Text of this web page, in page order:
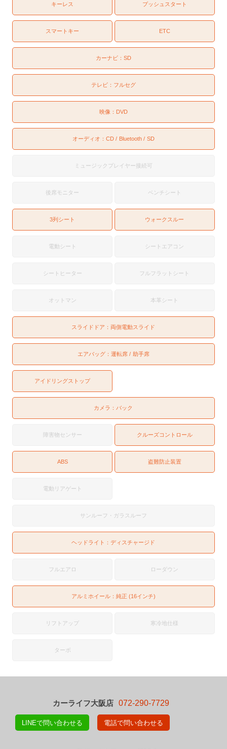
キーレス プッシュスタート
スマートキー ETC
カーナビ： SD
テレビ： フルセグ
映像： DVD
オーディオ： CD Bluetooth SD
ミュージックプレイヤー接続可
後席モニター ベンチシート
3列シート ウォークスルー
電動シート シートエアコン
シートヒーター フルフラットシート
オットマン 本革シート
スライドドア： 両側電動スライド
エアバッグ： 運転席 助手席
アイドリングストップ
カメラ： バック
障害物センサー クルーズコントロール
ABS 盗難防止装置
電動リアゲート
サンルーフ・ガラスルーフ
ヘッドライト：ディスチャージド
フルエアロ ローダウン
アルミホイール：純正 (16インチ)
リフトアップ 寒冷地仕様
ターボ
カーライフ大阪店 072-290-7729
LINEで問い合わせる 電話で問い合わせる